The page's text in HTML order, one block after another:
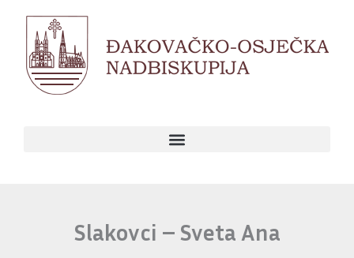
content
Slakovci – Sveta Ana